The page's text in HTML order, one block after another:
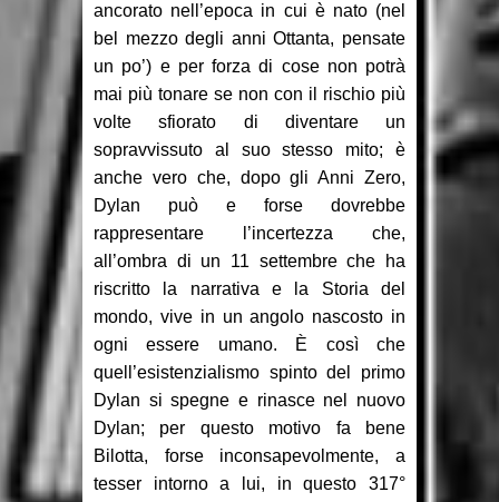
ancorato nell’epoca in cui è nato (nel
bel mezzo degli anni Ottanta, pensate
un po’) e per forza di cose non potrà
mai più tonare se non con il rischio più
volte sfiorato di diventare un
sopravvissuto al suo stesso mito; è
anche vero che, dopo gli Anni Zero,
Dylan può e forse dovrebbe
rappresentare l’incertezza che,
all’ombra di un 11 settembre che ha
riscritto la narrativa e la Storia del
mondo, vive in un angolo nascosto in
ogni essere umano. È così che
quell’esistenzialismo spinto del primo
Dylan si spegne e rinasce nel nuovo
Dylan; per questo motivo fa bene
Bilotta, forse inconsapevolmente, a
tesser intorno a lui, in questo 317°